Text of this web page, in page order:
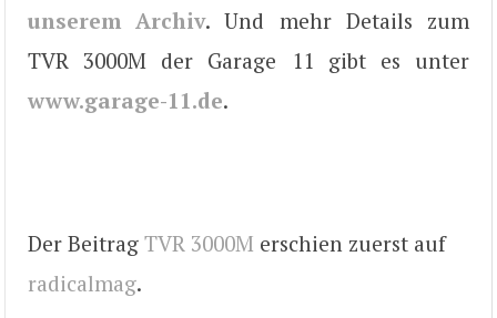
unserem Archiv. Und mehr Details zum
TVR 3000M der Garage 11 gibt es unter
www.garage-11.de.
Der Beitrag TVR 3000M erschien zuerst auf
radicalmag.